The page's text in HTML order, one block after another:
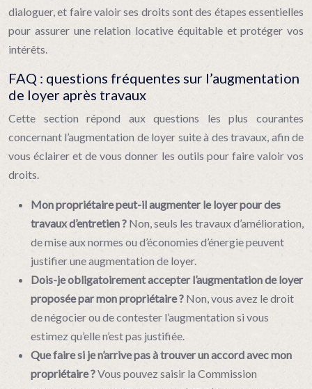
dialoguer, et faire valoir ses droits sont des étapes essentielles
pour assurer une relation locative équitable et protéger vos
intérêts.
FAQ : questions fréquentes sur l’augmentation
de loyer après travaux
Cette section répond aux questions les plus courantes
concernant l’augmentation de loyer suite à des travaux, afin de
vous éclairer et de vous donner les outils pour faire valoir vos
droits.
Mon propriétaire peut-il augmenter le loyer pour des
travaux d’entretien ? Non, seuls les travaux d’amélioration,
de mise aux normes ou d’économies d’énergie peuvent
justifier une augmentation de loyer.
Dois-je obligatoirement accepter l’augmentation de loyer
proposée par mon propriétaire ? Non, vous avez le droit
de négocier ou de contester l’augmentation si vous
estimez qu’elle n’est pas justifiée.
Que faire si je n’arrive pas à trouver un accord avec mon
propriétaire ?Vous pouvez saisir la Commission